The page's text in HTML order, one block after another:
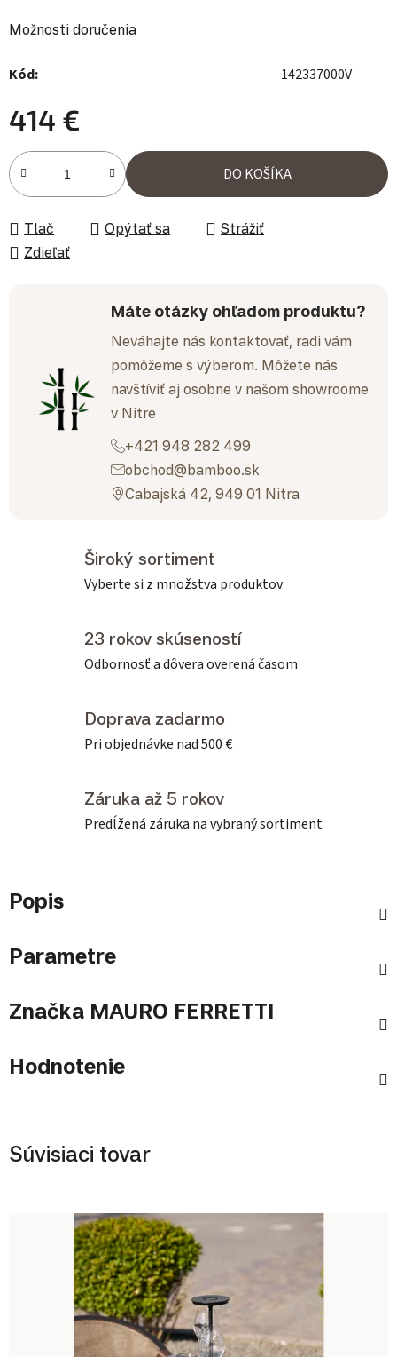
Možnosti doručenia
Kód: 142337000V
414 €
Jednotková cena:
DO KOŠÍKA
Tlač Opýtať sa
Strážiť
Zdieľať
Máte otázky ohľadom produktu?
Neváhajte nás kontaktovať, radi vám
pomôžeme s výberom. Môžete nás
navštíviť aj osobne v našom showroome
v Nitre
+421 948 282 499
obchod@bamboo.sk
Cabajská 42, 949 01 Nitra
Široký sortiment
Vyberte si z množstva produktov
23 rokov skúseností
Odbornosť a dôvera overená časom
Doprava zadarmo
Pri objednávke nad 500 €
Záruka až 5 rokov
Predĺžená záruka na vybraný sortiment
Popis
Parametre
Značka MAURO FERRETTI
Hodnotenie
Súvisiaci tovar